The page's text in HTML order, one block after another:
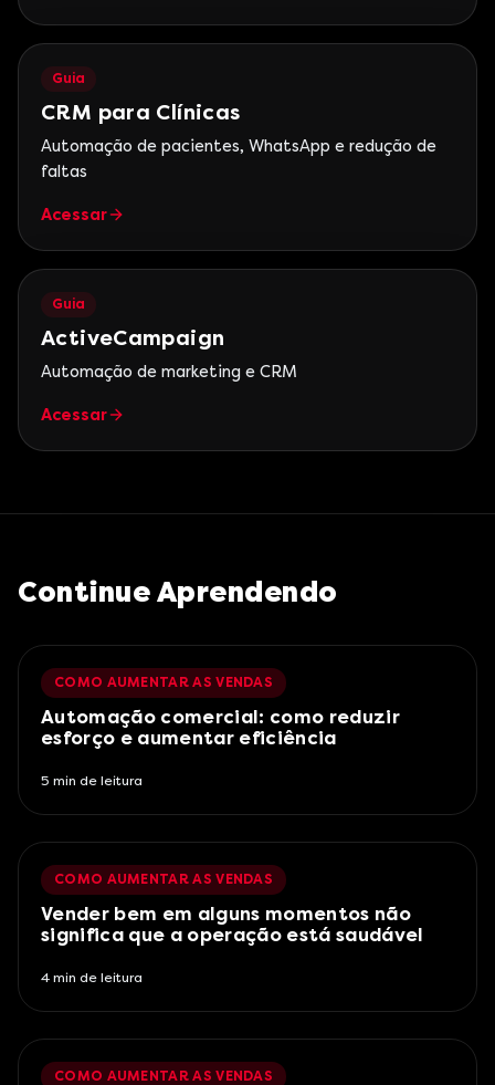
Guia
CRM para Clínicas
Automação de pacientes, WhatsApp e redução de
faltas
Acessar
Guia
ActiveCampaign
Automação de marketing e CRM
Acessar
Continue Aprendendo
COMO AUMENTAR AS VENDAS
Automação comercial: como reduzir
esforço e aumentar eficiência
5 min de leitura
COMO AUMENTAR AS VENDAS
Vender bem em alguns momentos não
significa que a operação está saudável
4 min de leitura
COMO AUMENTAR AS VENDAS